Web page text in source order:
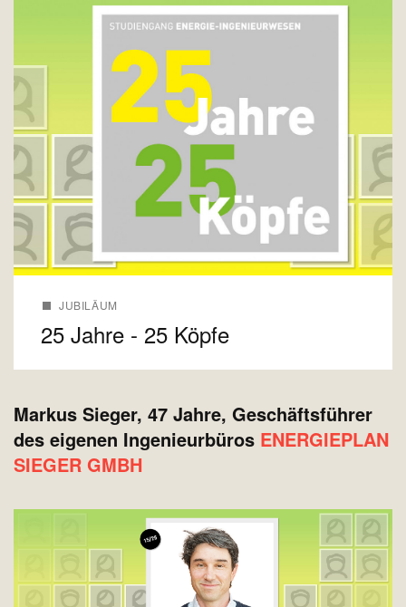
JUBILÄUM
25 Jahre - 25 Köpfe
Markus Sieger, 47 Jahre, Geschäftsführer
des eigenen Ingenieurbüros ENERGIEPLAN
SIEGER GMBH